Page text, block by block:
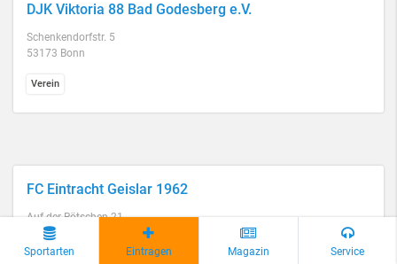
DJK Viktoria 88 Bad Godesberg e.V.
Schenkendorfstr. 5
53173 Bonn
Verein
FC Eintracht Geislar 1962
Auf der Rötschen 21
53225 Bonn
Sportarten Eintragen Magazin Service